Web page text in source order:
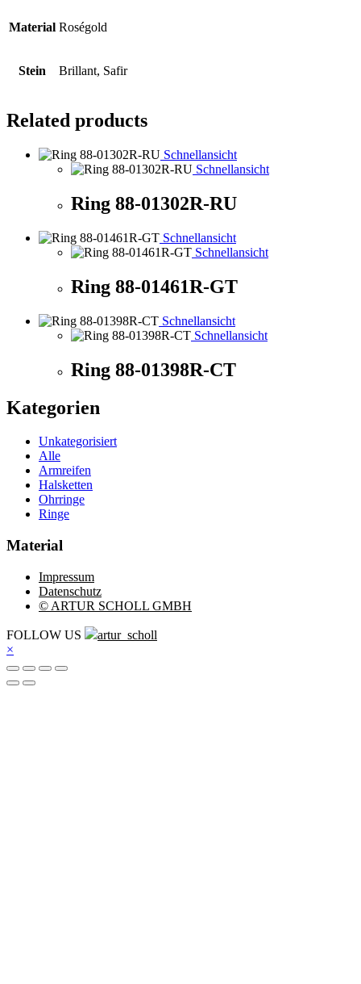
Material Roségold
Stein Brillant, Safir
Related products
Schnellansicht
Schnellansicht
Ring 88-01302R-RU
Schnellansicht
Schnellansicht
Ring 88-01461R-GT
Schnellansicht
Schnellansicht
Ring 88-01398R-CT
Kategorien
Unkategorisiert
Alle
Armreifen
Halsketten
Ohrringe
Ringe
Material
Impressum
Datenschutz
© ARTUR SCHOLL GMBH
FOLLOW US
artur_scholl
×